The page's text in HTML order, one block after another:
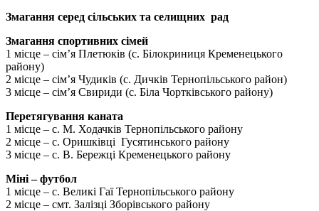
Змагання серед сільських та селищних рад
Змагання спортивних сімей
1 місце – сім’я Плетюків (с. Білокриниця Кременецького
району)
2 місце – сім’я Чудиків (с. Дичків Тернопільського район)
3 місце – сім’я Свириди (с. Біла Чортківського району)
Перетягування каната
1 місце – с. М. Ходачків Тернопільського району
2 місце – с. Оришківці Гусятинського району
3 місце – с. В. Бережці Кременецького району
Міні – футбол
1 місце – с. Великі Гаї Тернопільського району
2 місце – смт. Залізці Зборівського району